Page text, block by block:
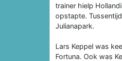
trainer hielp
opstapte.
Julianapark.
Lars Keppel was
Fortuna. Ook was